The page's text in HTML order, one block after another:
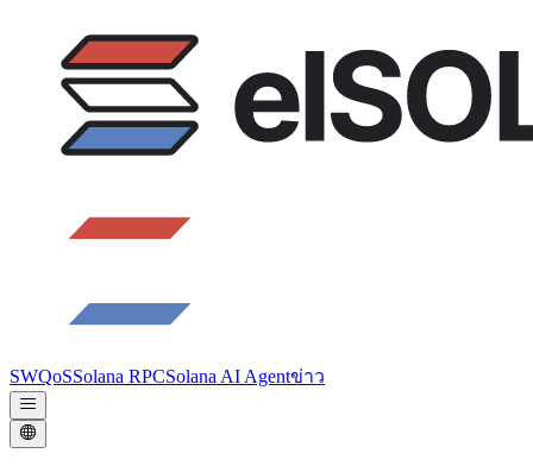
SWQoSSolana RPCSolana AI Agentข่าว